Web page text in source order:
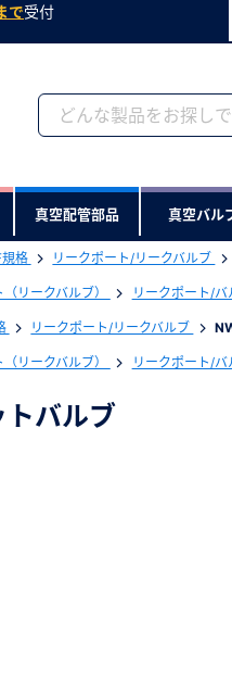
で受付
真空配管部品 真空バル
格 リークポート/リークバルブ
リークバルブ） リークポート/バ
リークポート/リークバルブ
リークバルブ） リークポート/バ
バルブ
報告書のダウンロードをし
ード ：26552
お済みでない方
な機能がご利用いただけま